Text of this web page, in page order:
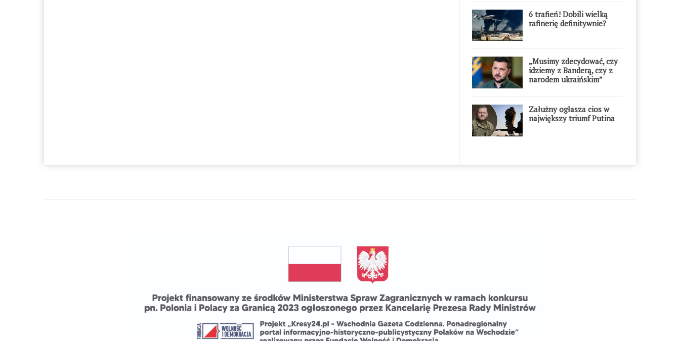
6 trafień! Dobili wielką
rafinerię definitywnie?
„Musimy zdecydować, czy
idziemy z Banderą, czy z
narodem ukraińskim”
Załużny ogłasza cios w
największy triumf Putina